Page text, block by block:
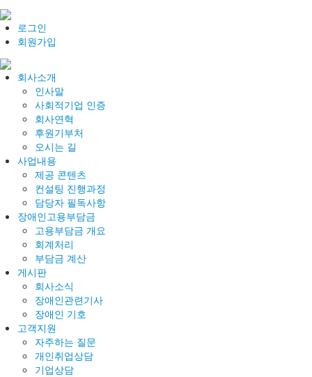
로그인
회원가입
회사소개
인사말
사회적기업 인증
회사연혁
후원기부처
오시는 길
사업내용
제공 콘텐츠
컨설팅 진행과정
담당자 필독사항
장애인고용부담금
고용부담금 개요
회계처리
부담금 계산
게시판
회사소식
장애인관련기사
장애인 기호
고객지원
자주하는 질문
개인취업상담
기업상담